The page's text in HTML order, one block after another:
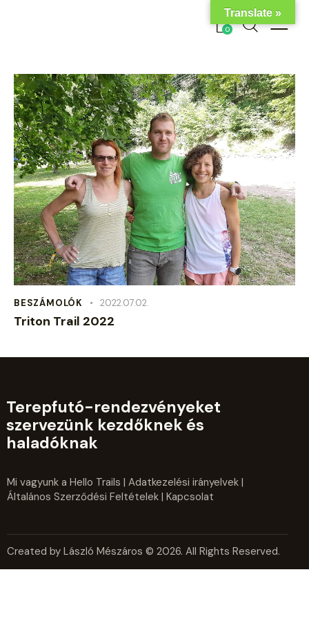
0
BESZÁMOLÓK 2022.07.02.
Triton Trail 2022
Terepfutó-rendezvényeket
szervezünk kezdőknek és
haladóknak
Mi vagyunk a Hello Trails | Adatkezelési irányelvek |
Általános Szerződési Feltételek | Kapcsolat
Created by László Mészáros © 2026. All Rights Reserved.
Translate »